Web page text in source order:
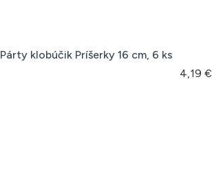
Párty klobúčik Príšerky 16 cm, 6 ks
4,19 €